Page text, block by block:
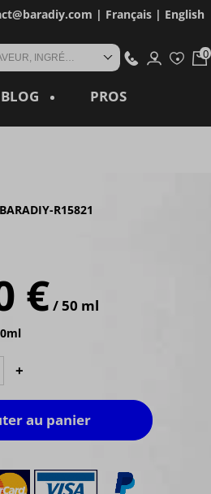
| Français| English
MARQUE, SAVEUR, INGRÉDIENT, RÉFÉRENCE, MOT CLÉ...
BLOG PROS
BARADIY-R15821
€/ 50 ml
+
au panier